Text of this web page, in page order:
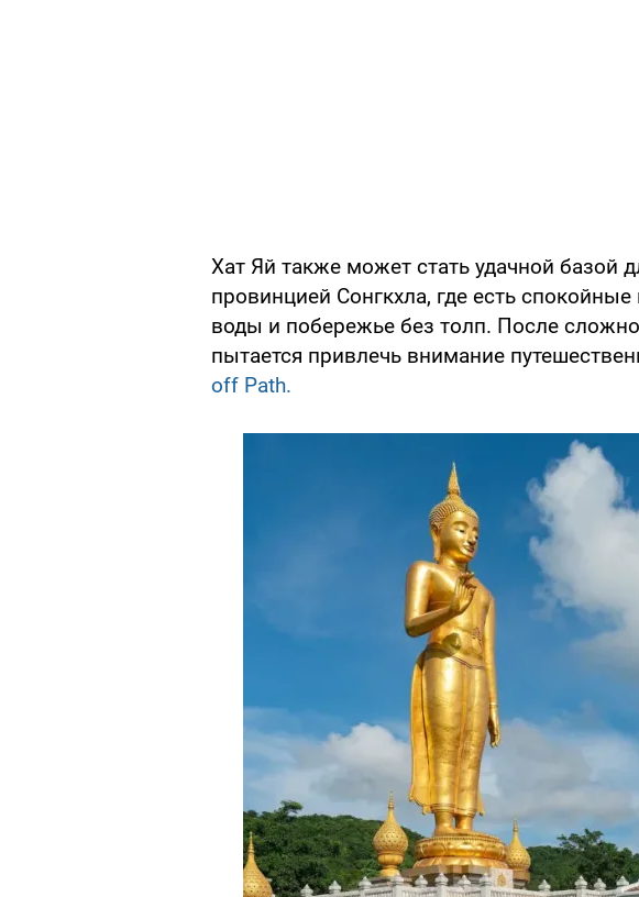
Хат Яй также может стать удачной базой
провинцией Сонгкхла, где есть
воды и побережье без толп. После
пытается привлечь внимание
off Path.